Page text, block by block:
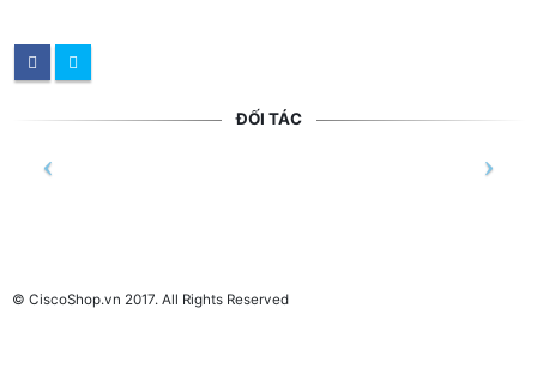
ĐỐI TÁC
© CiscoShop.vn 2017. All Rights Reserved